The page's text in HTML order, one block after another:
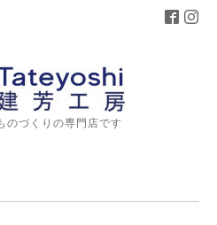
のづくりの専門店です